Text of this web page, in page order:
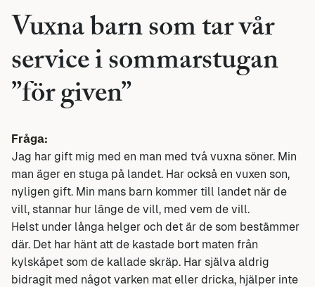
Vuxna barn som tar vår
service i sommarstugan
”för given”
Fråga:
Jag har gift mig med en man med två vuxna söner. Min
man äger en stuga på landet. Har också en vuxen son,
nyligen gift. Min mans barn kommer till landet när de
vill, stannar hur länge de vill, med vem de vill.
Helst under långa helger och det är de som bestämmer
där. Det har hänt att de kastade bort maten från
kylskåpet som de kallade skräp. Har själva aldrig
bidragit med något varken mat eller dricka, hjälper inte